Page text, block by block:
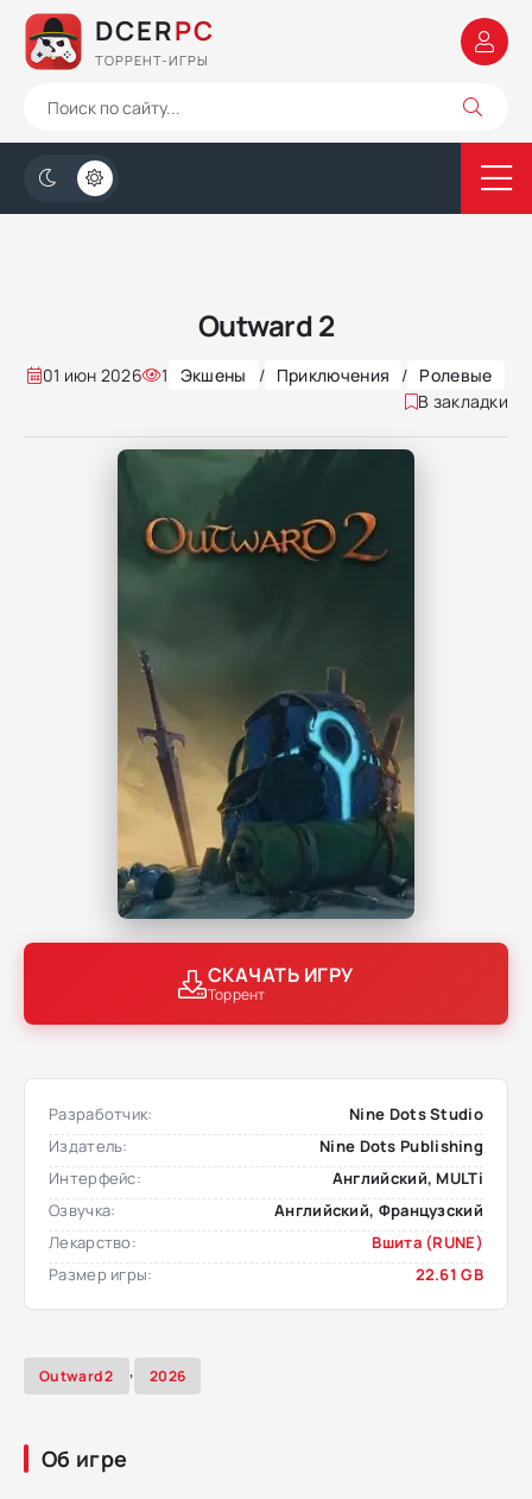
DCERPC
ТОРРЕНТ-ИГРЫ
Outward 2
01 июн 2026 1 Экшены / Приключения / Ролевые
В закладки
СКАЧАТЬ ИГРУ
Торрент
Разработчик:
Nine Dots Studio
Издатель:
Nine Dots Publishing
Интерфейс:
Английский, MULTi
Озвучка:
Английский, Французский
Лекарство:
Вшита (RUNE)
Размер игры:
22.61 GB
Outward 2 , 2026
Об игре